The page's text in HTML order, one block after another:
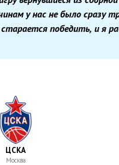
у нас не было сразу
победить, и я
ЦСКА
Москва